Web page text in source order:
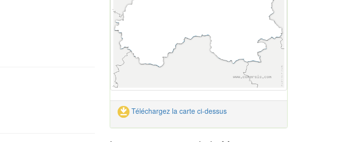
Téléchargez la carte ci-dessus